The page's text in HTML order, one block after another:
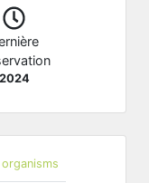
2024
organisms